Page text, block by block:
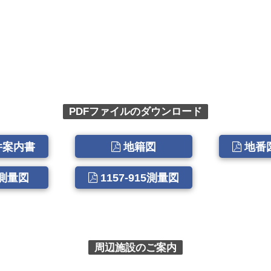
PDFファイルのダウンロード
内書
量図
地籍図
1157-915測量図
地番
周辺施設のご案内